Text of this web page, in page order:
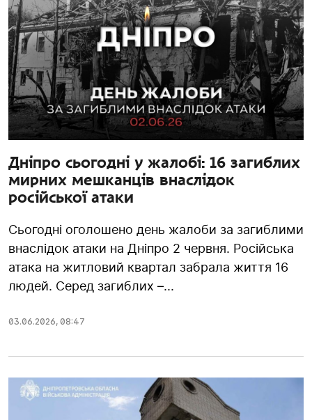
Дніпро сьогодні у жалобі: 16 загиблих
мирних мешканців внаслідок
російської атаки
Сьогодні оголошено день жалоби за загиблими
внаслідок атаки на Дніпро 2 червня. Російська
атака на житловий квартал забрала життя 16
людей. Серед загиблих –...
03.06.2026, 08:47